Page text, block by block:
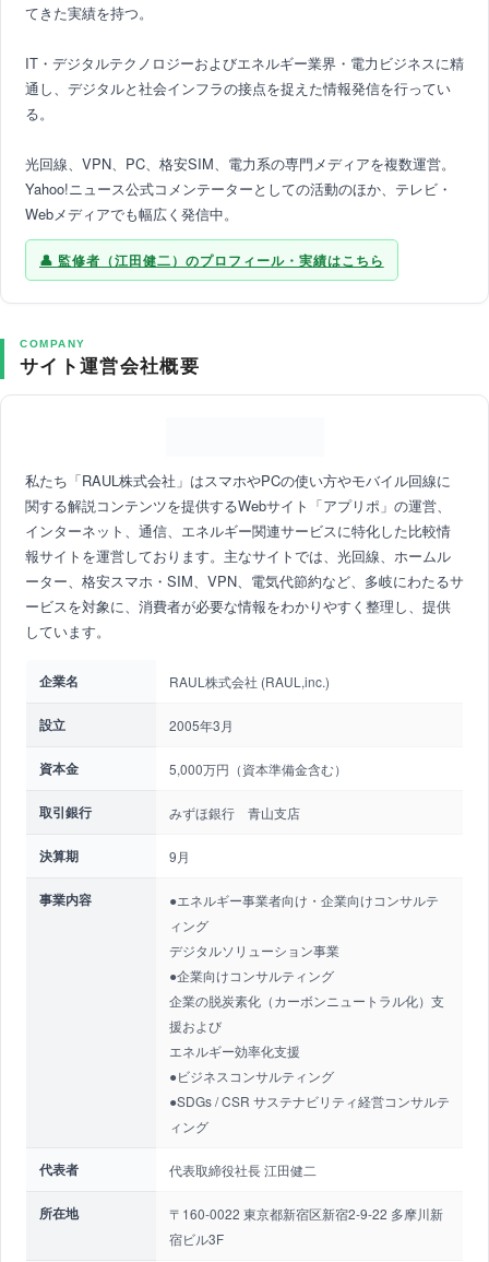
てきた実績を持つ。
IT・デジタルテクノロジーおよびエネルギー業界・電力ビジネスに精
通し、デジタルと社会インフラの接点を捉えた情報発信を行ってい
る。
光回線、VPN、PC、格安SIM、電力系の専門メディアを複数運営。
Yahoo!ニュース公式コメンテーターとしての活動のほか、テレビ・
Webメディアでも幅広く発信中。
監修者（江田健二）のプロフィール・実績はこちら
COMPANY
サイト運営会社概要
私たち「RAUL株式会社」はスマホやPCの使い方やモバイル回線に
関する解説コンテンツを提供するWebサイト「アプリポ」の運営、
インターネット、通信、エネルギー関連サービスに特化した比較情
報サイトを運営しております。主なサイトでは、光回線、ホームル
ーター、格安スマホ・SIM、VPN、電気代節約など、多岐にわたるサ
ービスを対象に、消費者が必要な情報をわかりやすく整理し、提供
しています。
企業名 RAUL株式会社 (RAUL,inc.)
設立 2005年3月
資本金 5,000万円（資本準備金含む）
取引銀行 みずほ銀行 青山支店
決算期 9月
事業内容
●エネルギー事業者向け・企業向けコンサルテ
ィング
デジタルソリューション事業
●企業向けコンサルティング
企業の脱炭素化（カーボンニュートラル化）支
援および
エネルギー効率化支援
●ビジネスコンサルティング
●SDGs / CSR サステナビリティ経営コンサルテ
ィング
代表者 代表取締役社長 江田健二
所在地
〒160-0022 東京都新宿区新宿2-9-22 多摩川新
宿ビル3F